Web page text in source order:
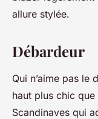
allure stylée.
Débardeur
Qui n’aime pas le
haut plus chic
Scandinaves qui